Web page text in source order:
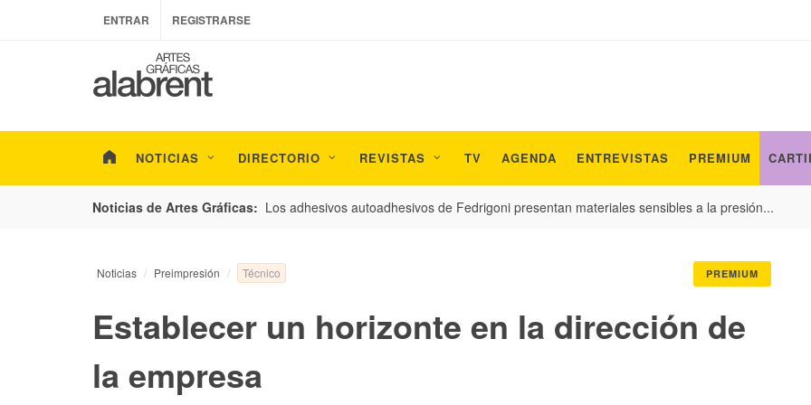
ENTRAR REGISTRARSE
NOTICIAS DIRECTORIO REVISTAS TV AGENDA ENTREVISTAS PREMIUM
Noticias de Artes Gráficas:
de envases con un nuevo estudio de Los adhesivos autoadhesivos de Fedrigoni presentan materiales sensibles a la presión...
PREMIUM
Noticias Preimpresión Técnico
Establecer un horizonte en la dirección de
la empresa